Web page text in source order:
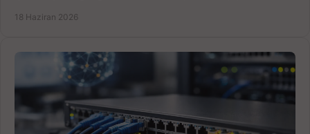
18 Haziran 2026